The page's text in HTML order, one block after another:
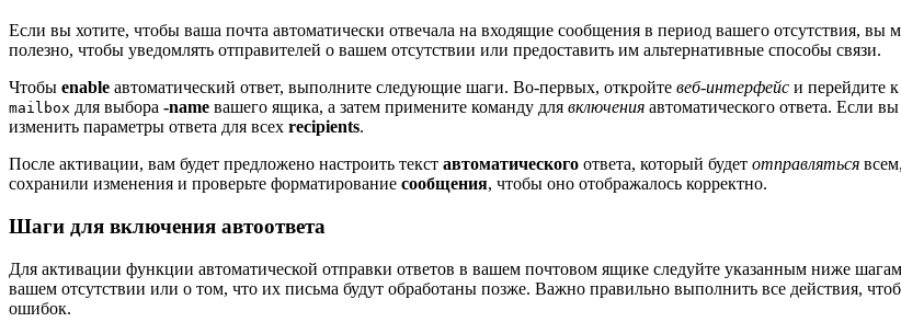
Если вы хотите, чтобы ваша почта автоматически отвечала на входящие сообщения в период вашего отсутствия,
полезно, чтобы уведомлять отправителей о вашем отсутствии или предоставить им альтернативные способы связи.
Чтобы enable автоматический ответ, выполните следующие шаги. Во-первых, откройте веб-интерфейс и перейдите к
mailbox для выбора -name вашего ящика, а затем примените команду для включения автоматического ответа. Если
изменить параметры ответа для всех recipients.
После активации, вам будет предложено настроить текст автоматического ответа, который будет отправляться
сохранили изменения и проверьте форматирование сообщения, чтобы оно отображалось корректно.
Шаги для включения автоответа
Для активации функции автоматической отправки ответов в вашем почтовом ящике следуйте указанным ниже
вашем отсутствии или о том, что их письма будут обработаны позже. Важно правильно выполнить все действия,
ошибок.